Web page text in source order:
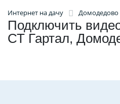
Интернет на дачу Домодедово
Подключить
СТ Гартал,